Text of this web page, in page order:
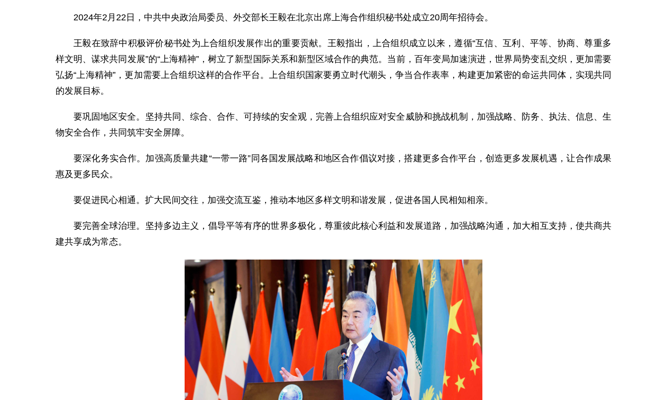
2024年2月22日，中共中央政治局委员、外交部长王毅在北京出席上海合作组织秘书处成立20周年招待会。
王毅在致辞中积极评价秘书处为上合组织发展作出的重要贡献。王毅指出，上合组织成立以来，遵循“互信、互利、平等、协商、尊重多
样文明、谋求共同发展”的“上海精神”，树立了新型国际关系和新型区域合作的典范。当前，百年变局加速演进，世界局势变乱交织，更加需要
弘扬“上海精神”，更加需要上合组织这样的合作平台。上合组织国家要勇立时代潮头，争当合作表率，构建更加紧密的命运共同体，实现共同
的发展目标。
要巩固地区安全。坚持共同、综合、合作、可持续的安全观，完善上合组织应对安全威胁和挑战机制，加强战略、防务、执法、信息、生
物安全合作，共同筑牢安全屏障。
要深化务实合作。加强高质量共建“一带一路”同各国发展战略和地区合作倡议对接，搭建更多合作平台，创造更多发展机遇，让合作成果
惠及更多民众。
要促进民心相通。扩大民间交往，加强交流互鉴，推动本地区多样文明和谐发展，促进各国人民相知相亲。
要完善全球治理。坚持多边主义，倡导平等有序的世界多极化，尊重彼此核心利益和发展道路，加强战略沟通，加大相互支持，使共商共
建共享成为常态。